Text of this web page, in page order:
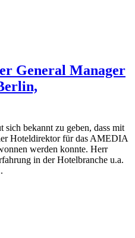
General Manager
bekannt zu geben, dass mit
Hoteldirektor für das AMEDIA
werden konnte. Herr
in der Hotelbranche u.a.